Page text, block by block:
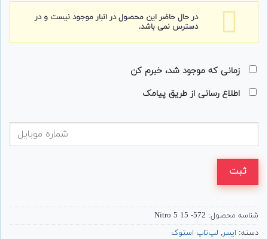
در حال حاضر این محصول در انبار موجود نیست و در
دسترس نمی باشد.
زمانی که موجود شد، خبرم کن
اطلاع رسانی از طریق پیامک
ثبت
شناسه محصول: 572- Nitro 5 15
دسته: ایسر, لپ‌تاپ استوک